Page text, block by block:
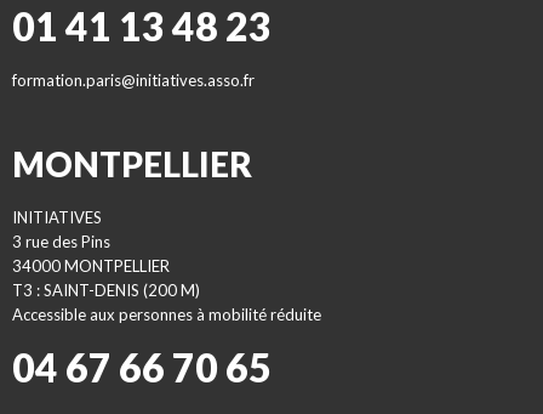
01 41 13 48 23
formation.paris@initiatives.asso.fr
MONTPELLIER
INITIATIVES
3 rue des Pins
34000 MONTPELLIER
T3 : SAINT-DENIS (200 M)
Accessible aux personnes à mobilité réduite
04 67 66 70 65